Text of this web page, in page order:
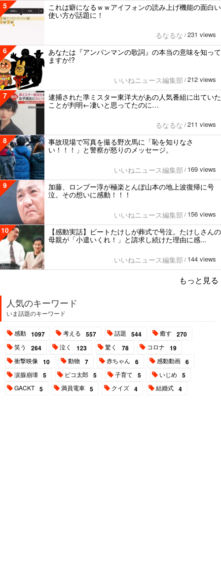
5
これは癖になるｗｗアイフォンの読み上げ機能の面白い
使い方が話題に！
るなるな / 231 views
6
あなたは『アンパンマンの歌詞』の本当の意味を知って
ますか!?
いいねニュース編集部 / 212 views
7
逮捕された準ミスター東洋大があの人気番組に出ていた
ことが判明←凄いと思ってたのに…
るなるな / 211 views
8
事故現場で写真を撮る野次馬に「恥を知りなさ
い！！！」と警察が怒りのメッセージ。
いいねニュース編集部 / 169 views
9
加藤、ロンブー淳が極楽とんぼ山本の地上波復帰に号
泣。その想いに感動！！！
いいねニュース編集部 / 156 views
10
【感動実話】ビートたけしが葬式で号泣。たけしさんの
母親が「小遣いくれ！」と請求し続けた理由に感...
いいねニュース編集部 / 144 views
もっと見る
人気のキーワード
いま話題のキーワード
感動 1097 考える 557 話題 544 癒す 270
笑う 264 泣く 123 驚く 78 コロナ 19
衝撃映像 10 動物 7 赤ちゃん 6 感動動画 6
涙腺崩壊 5 ピコ太郎 5 子育て 5 いじめ 5
GACKT 5 満員電車 5 クイズ 4 結婚式 4